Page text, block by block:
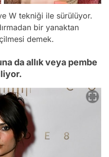
W tekniği ile sürülüyor.
bir yanaktan
demek.
da allık veya pembe